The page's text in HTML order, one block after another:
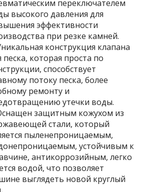
переключателем
высокого давления для
эффективности
при резке камней.
конструкция клапана
песка, которая проста по
способствует
потоку песка, более
ремонту и
утечки воды.
защитным кожухом из
стали, который
пыленепроницаемым,
устойчивым к
антикоррозийным, легко
водой, что позволяет
выглядеть новой круглый